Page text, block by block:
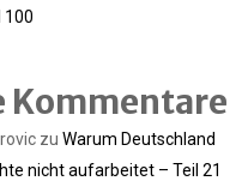
100
Kommentare
zu Warum Deutschland
nicht aufarbeitet – Teil 21